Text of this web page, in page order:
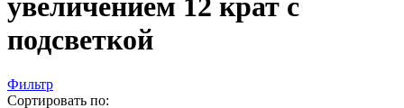
увеличением 12 крат с
подсветкой
Фильтр
Сортировать по: